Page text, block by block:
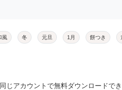
風 冬 元旦 1月 餅つき
同じアカウントで無料ダウンロードでき